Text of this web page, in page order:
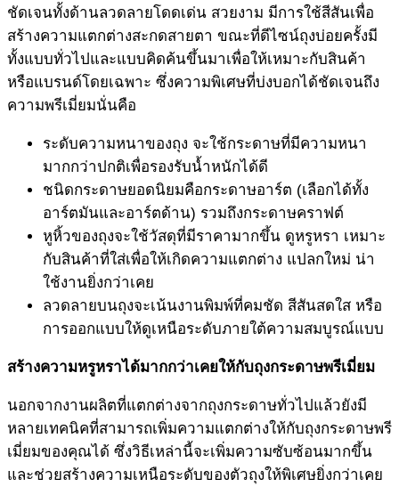
ชัดเจนทั้งด้านลวดลายโดดเด่น สวยงาม มีการใช้สีสันเพื่อ
สร้างความแตกต่างสะกดสายตา ขณะที่ดีไซน์ถุงบ่อยครั้งมี
ทั้งแบบทั่วไปและแบบคิดค้นขึ้นมาเพื่อให้เหมาะกับสินค้า
หรือแบรนด์โดยเฉพาะ ซึ่งความพิเศษที่บ่งบอกได้ชัดเจนถึง
ความพรีเมี่ยมนั่นคือ
ระดับความหนาของถุง จะใช้กระดาษที่มีความหนา
มากกว่าปกติเพื่อรองรับน้ำหนักได้ดี
ชนิดกระดาษยอดนิยมคือกระดาษอาร์ต (เลือกได้ทั้ง
อาร์ตมันและอาร์ตด้าน) รวมถึงกระดาษคราฟต์
หูหิ้วของถุงจะใช้วัสดุที่มีราคามากขึ้น ดูหรูหรา เหมาะ
กับสินค้าที่ใส่เพื่อให้เกิดความแตกต่าง แปลกใหม่ น่า
ใช้งานยิ่งกว่าเคย
ลวดลายบนถุงจะเน้นงานพิมพ์ที่คมชัด สีสันสดใส หรือ
การออกแบบให้ดูเหนือระดับภายใต้ความสมบูรณ์แบบ
สร้างความหรูหราได้มากกว่าเคยให้กับถุงกระดาษพรีเมี่ยม
นอกจากงานผลิตที่แตกต่างจากถุงกระดาษทั่วไปแล้วยังมี
หลายเทคนิคที่สามารถเพิ่มความแตกต่างให้กับถุงกระดาษพรี
เมี่ยมของคุณได้ ซึ่งวิธีเหล่านี้จะเพิ่มความซับซ้อนมากขึ้น
และช่วยสร้างความเหนือระดับของตัวถุงให้พิเศษยิ่งกว่าเคย